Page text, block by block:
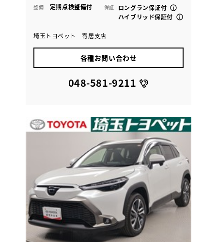
整備 定期点検整備付 保証
ロングラン保証付
ハイブリッド保証付
埼玉トヨペット 寄居支店
各種お問い合わせ
048-581-9211